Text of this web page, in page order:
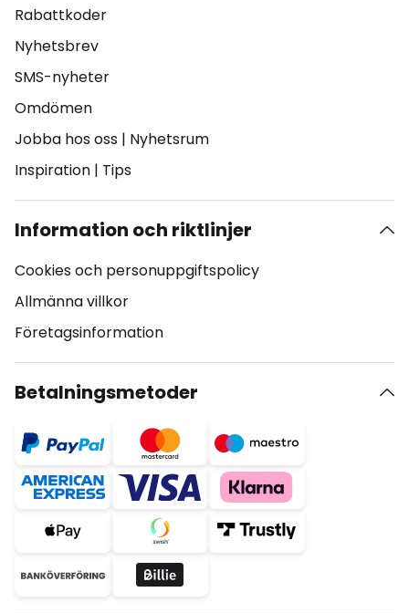
Rabattkoder
Nyhetsbrev
SMS-nyheter
Omdömen
Jobba hos oss | Nyhetsrum
Inspiration | Tips
Information och riktlinjer
Cookies och personuppgiftspolicy
Allmänna villkor
Företagsinformation
Betalningsmetoder